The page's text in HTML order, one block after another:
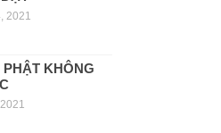
2021
KHÔNG